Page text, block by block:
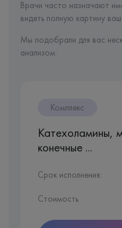
Врачи часто назначают
видеть полную картину
Мы подобрали для вас
анализом:
Комплекс
Катехоламины,
конечные ...
Срок исполнения:
Стоимость